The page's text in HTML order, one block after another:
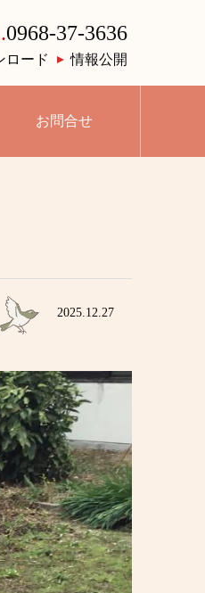
0968-37-3636
ロード 情報公開
お問合せ
2025.12.27